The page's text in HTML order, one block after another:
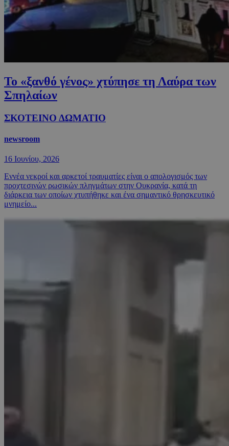
Το «ξανθό γένος» χτύπησε τη Λαύρα των
Σπηλαίων
ΣΚΟΤΕΙΝΟ ΔΩΜΑΤΙΟ
newsroom
16 Ιουνίου, 2026
Εννέα νεκροί και αρκετοί τραυματίες είναι ο απολογισμός των
προχτεσινών ρωσικών πληγμάτων στην Ουκρανία, κατά τη
διάρκεια των οποίων χτυπήθηκε και ένα σημαντικό θρησκευτικό
μνημείο...